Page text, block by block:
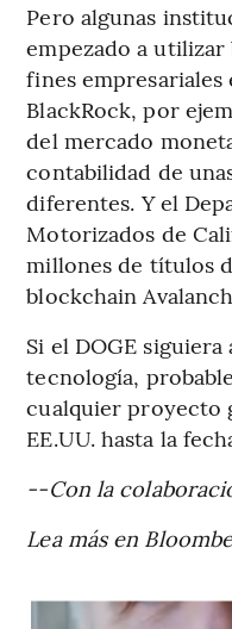
Pero algunas
empezado a
fines
BlackRock, por
del mercado
contabilidad de
diferentes. Y el
Motorizados de
millones de títulos
blockchain
Si el DOGE
tecnología,
cualquier proyecto
EE.UU. hasta la
--Con la
Lea más en